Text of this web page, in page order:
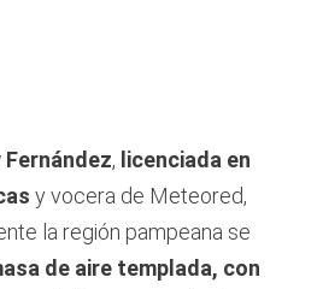
Fernández, licenciada en
y vocera de Meteored,
la región pampeana se
de aire templada, con